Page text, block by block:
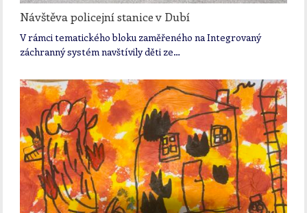
Návštěva policejní stanice v Dubí
V rámci tematického bloku zaměřeného na Integrovaný
záchranný systém navštívily děti ze…